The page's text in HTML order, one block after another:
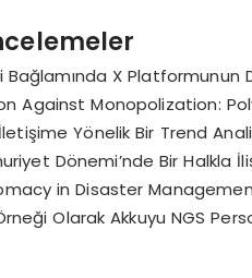
X Platformunun
Against Monopolization:
Yönelik Bir Trend
Dönemi’nde Bir Halkla
in Disaster
Olarak Akkuyu NGS